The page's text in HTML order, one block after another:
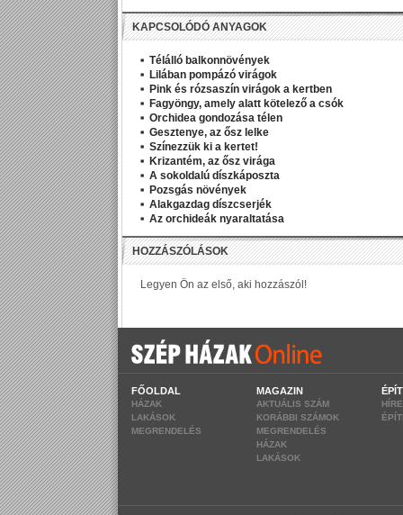
KAPCSOLÓDÓ ANYAGOK
Télálló balkonnövények
Lilában pompázó virágok
Pink és rózsaszín virágok a kertben
Fagyöngy, amely alatt kötelező a csók
Orchidea gondozása télen
Gesztenye, az ősz lelke
Színezzük ki a kertet!
Krizantém, az ősz virága
A sokoldalú díszkáposzta
Pozsgás növények
Alakgazdag díszcserjék
Az orchideák nyaraltatása
FŐOLDAL
HÁZAK
LAKÁSOK
MEGRENDELÉS
MAGAZIN
AKTUÁLIS SZÁM
KORÁBBI SZÁMOK
MEGRENDELÉS
HÁZAK
LAKÁSOK